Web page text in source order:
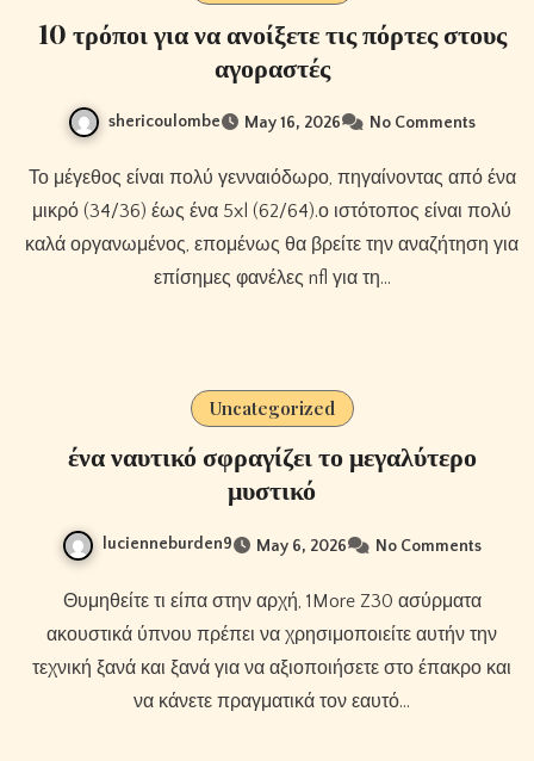
10 τρόποι για να ανοίξετε τις πόρτες στους
αγοραστές
shericoulombe May 16, 2026 No Comments
Το μέγεθος είναι πολύ γενναιόδωρο, πηγαίνοντας από ένα
μικρό (34/36) έως ένα 5xl (62/64).ο ιστότοπος είναι πολύ
καλά οργανωμένος, επομένως θα βρείτε την αναζήτηση για
επίσημες φανέλες nfl για τη…
Uncategorized
ένα ναυτικό σφραγίζει το μεγαλύτερο
μυστικό
lucienneburden9 May 6, 2026 No Comments
Θυμηθείτε τι είπα στην αρχή, 1More Z30 ασύρματα
ακουστικά ύπνου πρέπει να χρησιμοποιείτε αυτήν την
τεχνική ξανά και ξανά για να αξιοποιήσετε στο έπακρο και
να κάνετε πραγματικά τον εαυτό…